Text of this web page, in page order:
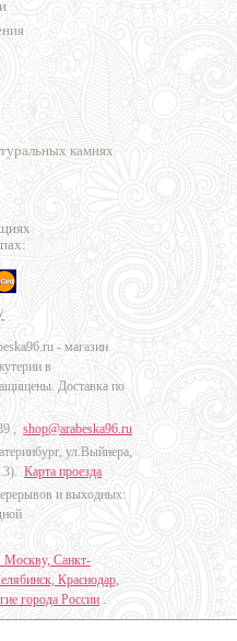
камнях
- магазин
в
Доставка по
, shop@arabeska96.ru
ул.Выйнера,
Карта проезда
и выходных:
Москву, Санкт-
Краснодар,
города России .